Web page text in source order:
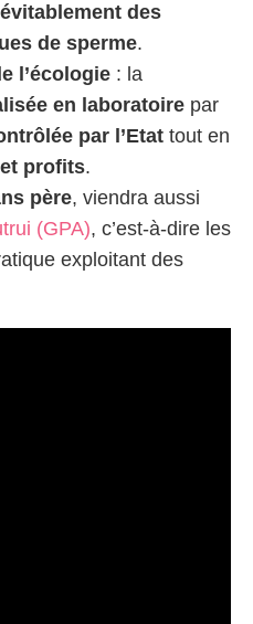
des
de sperme.
l’écologie : la
en laboratoire par
par l’Etat tout en
profits.
père, viendra aussi
(GPA), c’est-à-dire les
exploitant des